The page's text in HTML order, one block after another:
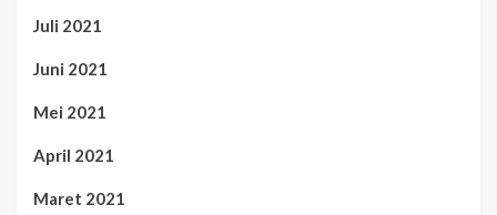
Juli 2021
Juni 2021
Mei 2021
April 2021
Maret 2021